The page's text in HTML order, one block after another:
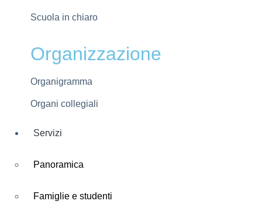
Scuola in chiaro
Organizzazione
Organigramma
Organi collegiali
Servizi
Panoramica
Famiglie e studenti